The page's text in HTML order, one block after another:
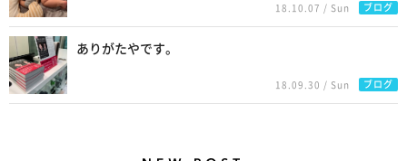
18.10.07 / Sun ブログ
ありがたやです。
18.09.30 / Sun ブログ